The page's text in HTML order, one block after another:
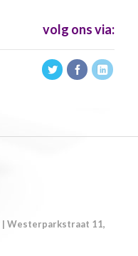
volg ons via:
| Westerparkstraat 11,